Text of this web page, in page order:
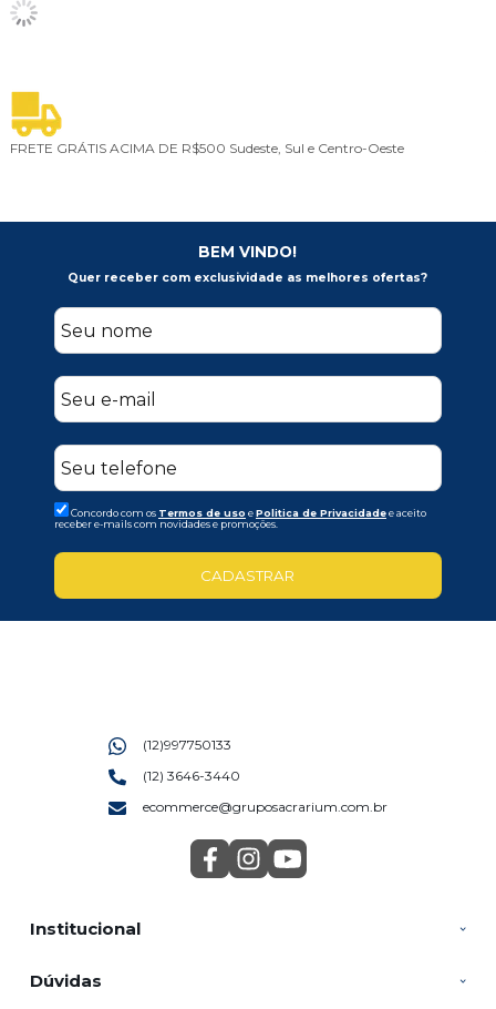
FRETE GRÁTIS ACIMA DE R$500 Sudeste, Sul e Centro-Oeste
BEM VINDO!
Quer receber com exclusividade as melhores ofertas?
Concordo com os Termos de uso ePolitica de Privacidadee aceito
receber e-mails com novidades e promoções.
CADASTRAR
Institucional
Dúvidas
(12)997750133
(12) 3646-3440
ecommerce@gruposacrarium.com.br